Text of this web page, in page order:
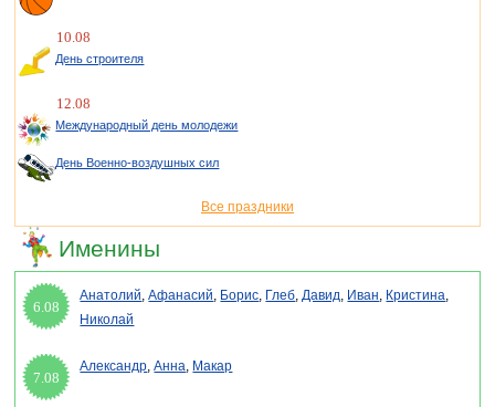
10.08
День строителя
12.08
Международный день молодежи
День Военно-воздушных сил
Все праздники
Именины
6.08
Анатолий,Афанасий, Борис, Глеб,Давид, Иван, Кристина,
Николай
7.08
Александр,Анна, Макар